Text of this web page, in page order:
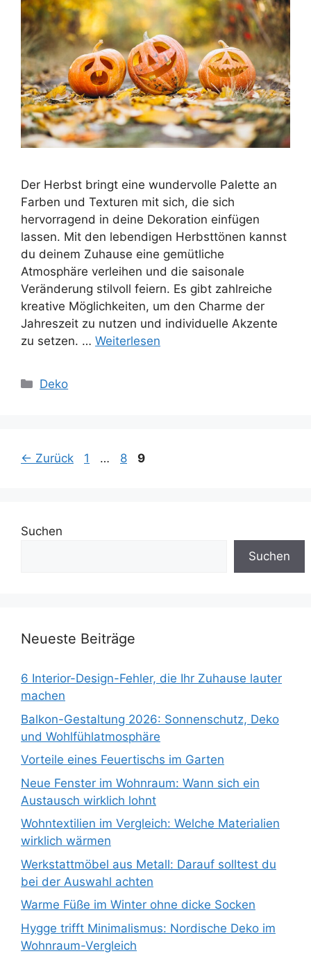
Der Herbst bringt eine wundervolle Palette an
Farben und Texturen mit sich, die sich
hervorragend in deine Dekoration einfügen
lassen. Mit den lebendigen Herbsttönen kannst
du deinem Zuhause eine gemütliche
Atmosphäre verleihen und die saisonale
Veränderung stilvoll feiern. Es gibt zahlreiche
kreative Möglichkeiten, um den Charme der
Jahreszeit zu nutzen und individuelle Akzente
zu setzen. … Weiterlesen
Kategorien
Deko
← Zurück Seite
1 … Seite
8 Seite
9
Suchen
Suchen
Neueste Beiträge
6 Interior-Design-Fehler, die Ihr Zuhause lauter
machen
Balkon-Gestaltung 2026: Sonnenschutz, Deko
und Wohlfühlatmosphäre
Vorteile eines Feuertischs im Garten
Neue Fenster im Wohnraum: Wann sich ein
Austausch wirklich lohnt
Wohntextilien im Vergleich: Welche Materialien
wirklich wärmen
Werkstattmöbel aus Metall: Darauf solltest du
bei der Auswahl achten
Warme Füße im Winter ohne dicke Socken
Hygge trifft Minimalismus: Nordische Deko im
Wohnraum-Vergleich